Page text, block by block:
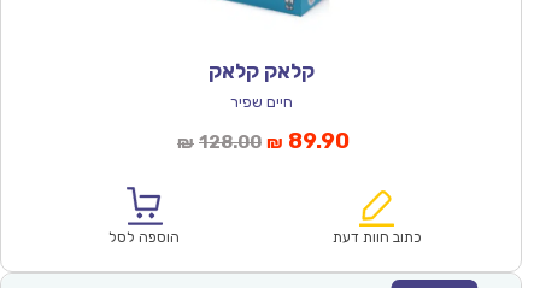
קלאק קלאק
חיים שפיר
₪ 128.00המחיר
₪128.00.
₪ 89.90המחיר
הוא:
כתוב חוות דעת הוספה לסל